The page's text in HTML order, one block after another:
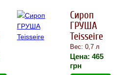
Сироп
ГРУША
Teisseire
Вес: 0,7 л
Цена: 465
грн